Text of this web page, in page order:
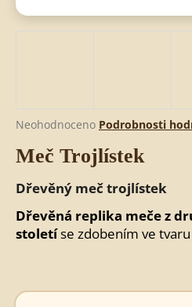
Průměrné
produktu
0,0
z
5
hvězdiček.
Neohodnoceno Podrobnosti
Meč Trojlístek
Dřevěný meč trojlístek
Dřevěná replika meče z
stoletíse zdobením ve
D
p
r
u
č
u
m